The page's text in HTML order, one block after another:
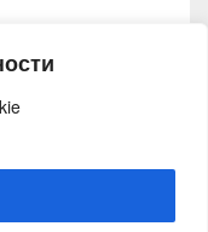
заботиться о